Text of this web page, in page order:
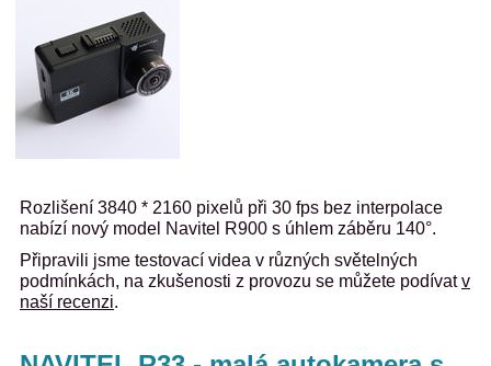
Rozlišení 3840 * 2160 pixelů při 30 fps bez interpolace
nabízí nový model Navitel R900 s úhlem záběru 140°.
Připravili jsme testovací videa v různých světelných
podmínkách, na zkušenosti z provozu se můžete podívatv
naší recenzi.